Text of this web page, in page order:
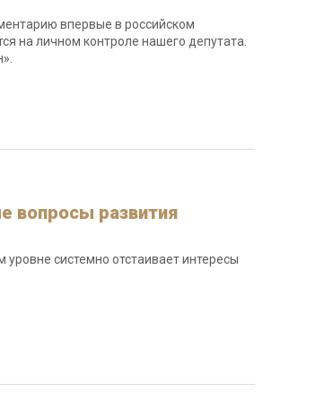
впервые в российском
на личном контроле нашего депутата.
вопросы развития
системно отстаивает интересы